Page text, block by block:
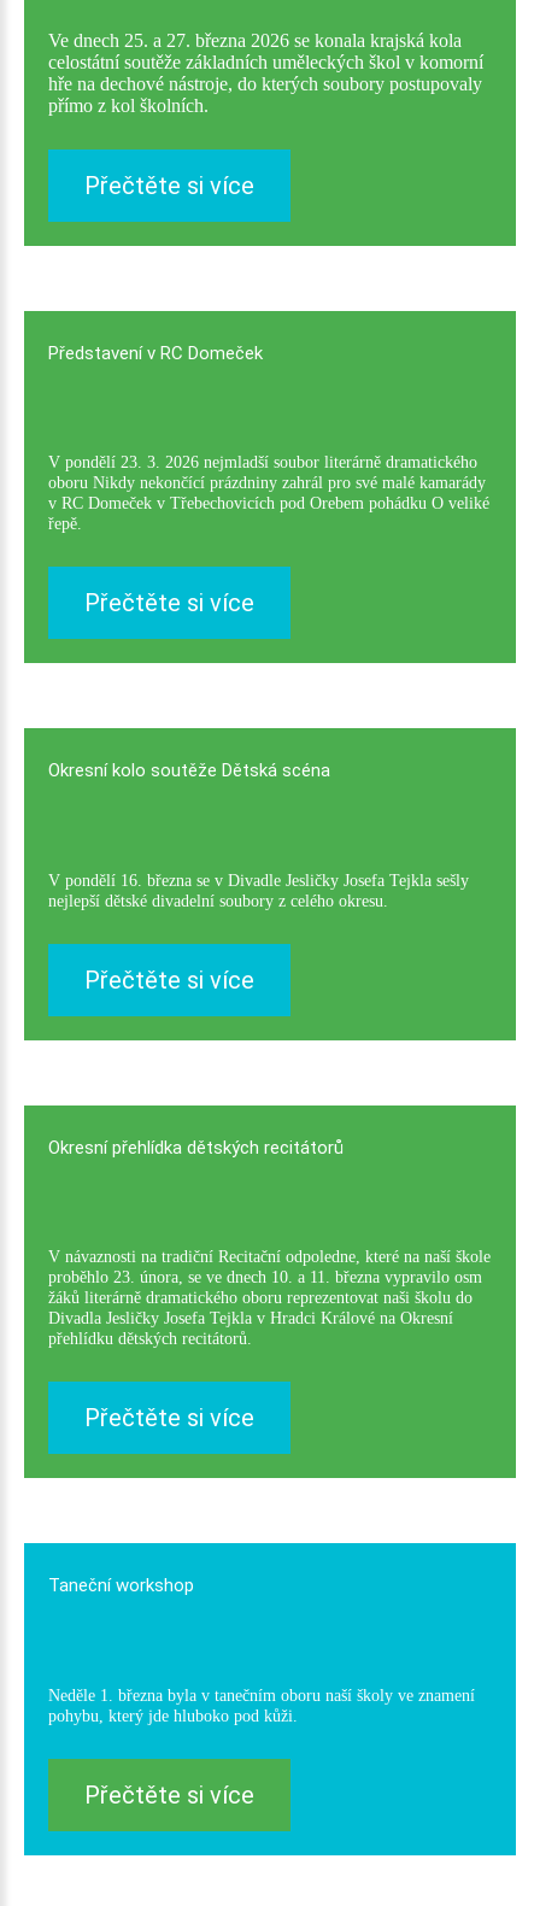
Ve dnech 25. a 27. března 2026 se konala krajská kola
celostátní soutěže základních uměleckých škol v komorní
hře na dechové nástroje, do kterých soubory postupovaly
přímo z kol školních.
Přečtěte si více
Představení v RC Domeček
V pondělí 23. 3. 2026 nejmladší soubor literárně dramatického
oboru Nikdy nekončící prázdniny zahrál pro své malé kamarády
v RC Domeček v Třebechovicích pod Orebem pohádku O veliké
řepě.
Přečtěte si více
Okresní kolo soutěže Dětská scéna
V pondělí 16. března se v Divadle Jesličky Josefa Tejkla sešly
nejlepší dětské divadelní soubory z celého okresu.
Přečtěte si více
Okresní přehlídka dětských recitátorů
V návaznosti na tradiční Recitační odpoledne, které na naší škole
proběhlo 23. února, se ve dnech 10. a 11. března vypravilo osm
žáků literárně dramatického oboru reprezentovat naši školu do
Divadla Jesličky Josefa Tejkla v Hradci Králové na Okresní
přehlídku dětských recitátorů.
Přečtěte si více
Taneční workshop
Neděle 1. března byla v tanečním oboru naší školy ve znamení
pohybu, který jde hluboko pod kůži.
Přečtěte si více